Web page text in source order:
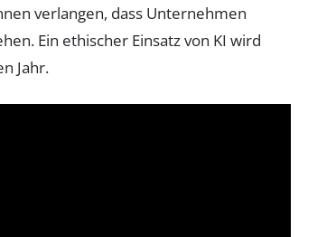
verlangen, dass Unternehmen
Ein ethischer Einsatz von KI wird
Jahr.